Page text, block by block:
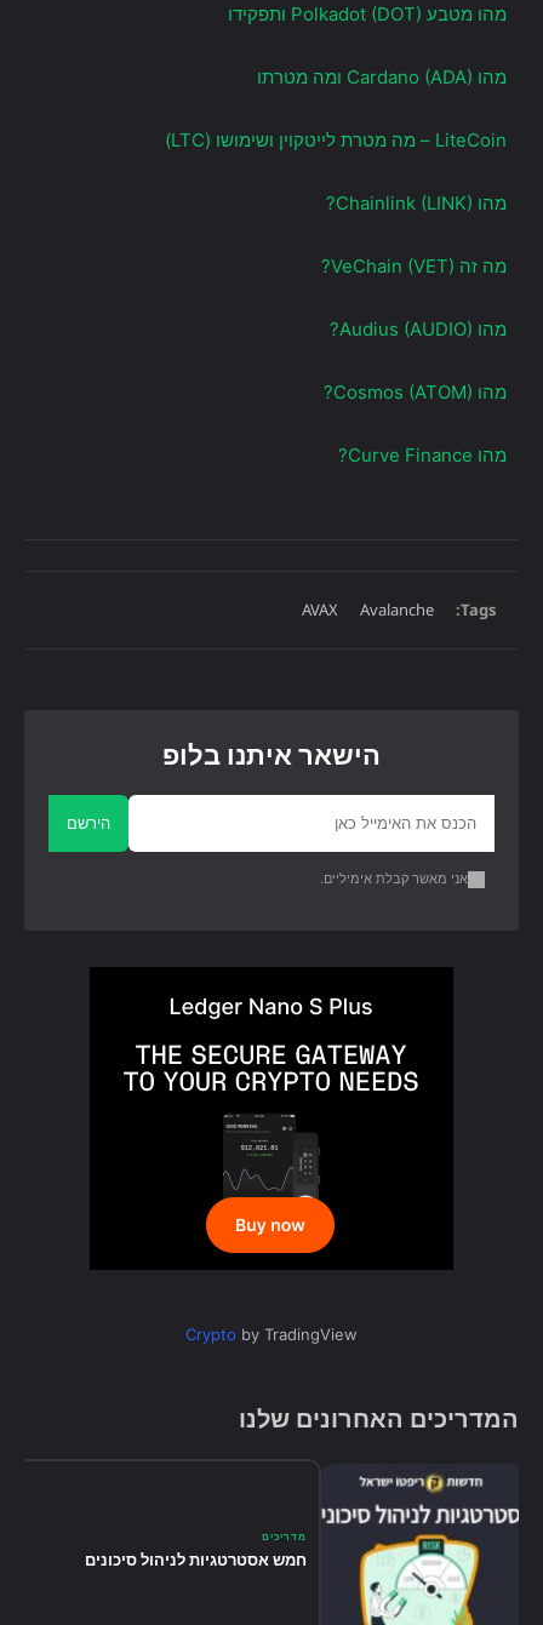
מהו מטבע Polkadot (DOT) ותפקידו
מהו Cardano (ADA) ומה מטרתו
LiteCoin – מה מטרת לייטקוין ושימושו (LTC)
מהו Chainlink (LINK)?
מה זה VeChain (VET)?
מהו Audius (AUDIO)?
מהו Cosmos (ATOM)?
מהו Curve Finance?
Tags:
Avalanche
AVAX
הישאר איתנו בלופ
הירשם
אני מאשר קבלת אימיליים.
Crypto by TradingView
המדריכים האחרונים שלנו
מדריכים
חמש אסטרטגיות לניהול סיכונים